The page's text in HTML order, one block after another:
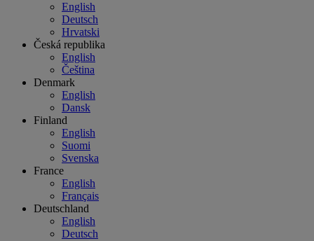
English
Deutsch
Hrvatski
Česká republika
English
Čeština
Denmark
English
Dansk
Finland
English
Suomi
Svenska
France
English
Français
Deutschland
English
Deutsch